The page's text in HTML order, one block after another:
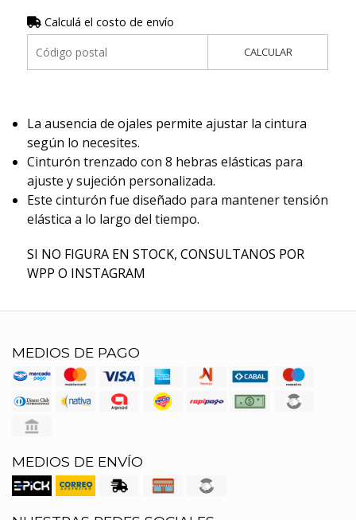
Calculá el costo de envío
CALCULAR
La ausencia de ojales permite ajustar la cintura
según lo necesites.
Cinturón trenzado con 8 hebras elásticas para
ajuste y sujeción personalizada.
Este cinturón fue diseñado para mantener tensión
elástica a lo largo del tiempo.
SI NO FIGURA EN STOCK, CONSULTANOS POR
WPP O INSTAGRAM
MEDIOS DE PAGO
MEDIOS DE ENVÍO